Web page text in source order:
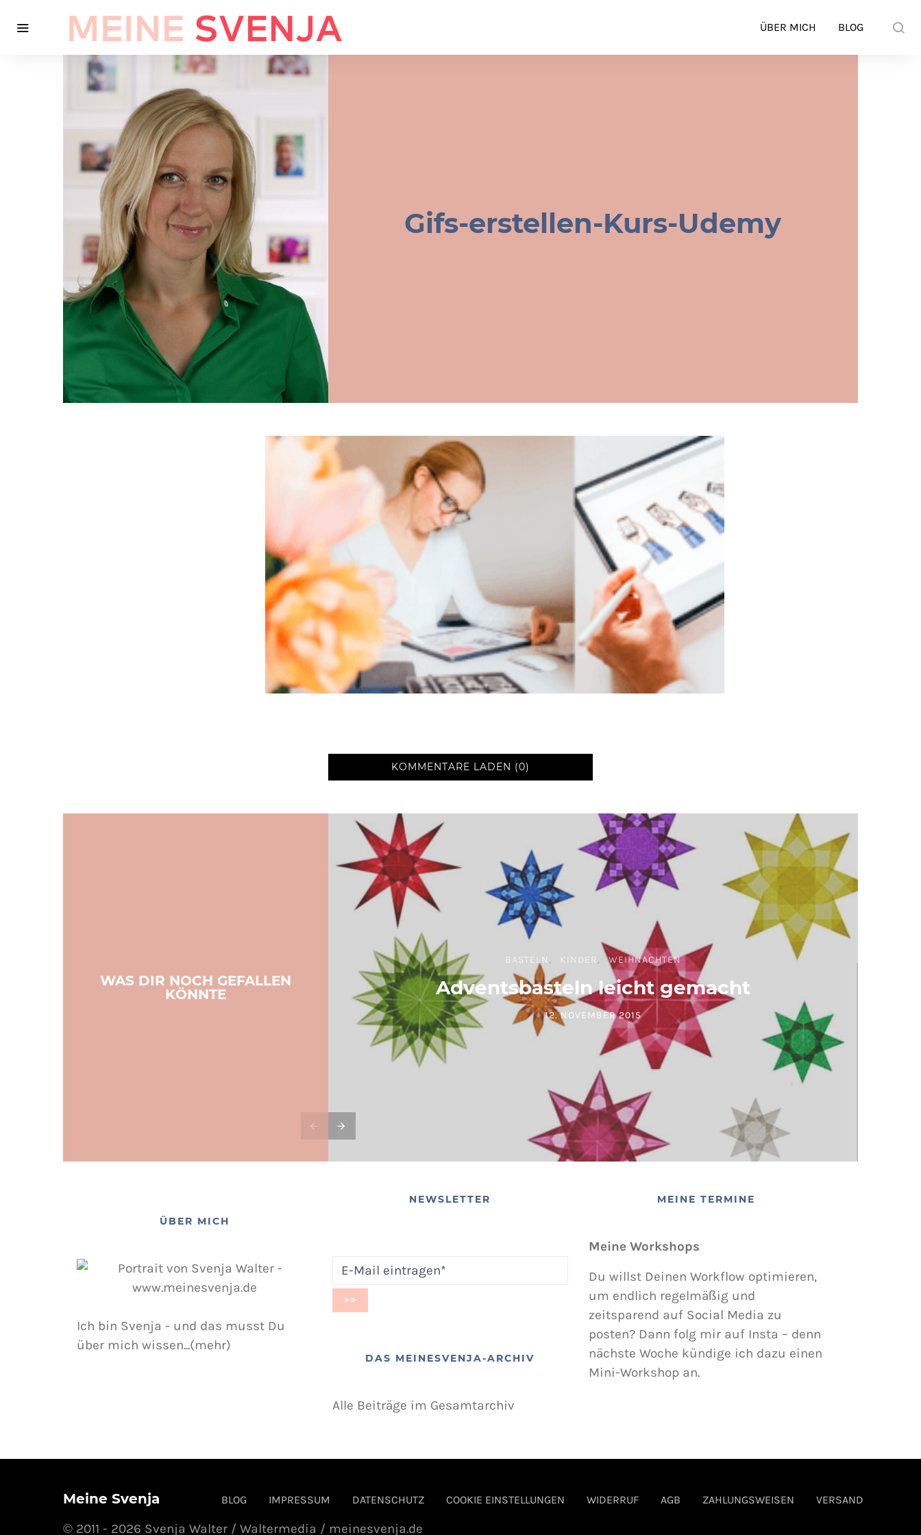
ÜBER MICH BLOG
Gifs-erstellen-Kurs-Udemy
KOMMENTARE LADEN (0)
WAS DIR NOCH GEFALLEN
KÖNNTE
BASTELN KINDER WEIHNACHTEN
Adventsbasteln leicht gemacht
POSTED ON
12. NOVEMBER 2015
ÜBER MICH
Ich bin Svenja - und das musst Du
über mich wissen...(mehr)
NEWSLETTER
DAS MEINESVENJA-ARCHIV
Alle Beiträge im Gesamtarchiv
MEINE TERMINE
Meine Workshops
Du willst Deinen Workflow optimieren,
um endlich regelmäßig und
zeitsparend auf Social Media zu
posten? Dann folg mir auf Insta – denn
nächste Woche kündige ich dazu einen
Mini-Workshop an.
Meine Svenja BLOG IMPRESSUM DATENSCHUTZ COOKIE EINSTELLUNGEN WIDERRUF AGB ZAHLUNGSWEISEN VERSAND
© 2011 - 2026 Svenja Walter / Waltermedia / meinesvenja.de